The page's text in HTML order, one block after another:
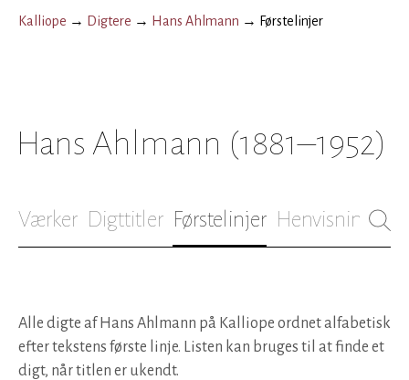
Kalliope → Digtere → Hans Ahlmann → Førstelinjer
Hans Ahlmann (1881–1952)
Værker Digttitler Førstelinjer Henvisninger
Alle digte af Hans Ahlmann på Kalliope ordnet alfabetisk
efter tekstens første linje. Listen kan bruges til at finde et
digt, når titlen er ukendt.